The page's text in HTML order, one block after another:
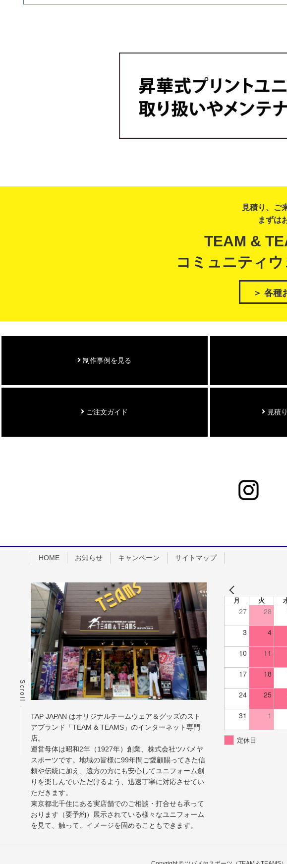
Scroll
見積り、ご
まずは
TEAM &
コミュニティ
＞ 各種
制作事例を見る
ご注文ガイド 見積
HOME お知らせ キャンペーン サイトマップ
TAP JAPAN はオリジナルチームウェア＆グッズのスト
アブランド「TEAM & TEAMS」のインターネット専門
店。
運営母体は昭和2年（1927年）創業、株式会社ツバメヤ
スポーツです。地域の皆様に99年間ご愛顧賜ってきた信
頼や伝統に加え、遠方の方にも安心してユニフォーム創
りを楽しんでいただけるよう、迅速丁寧に対応させてい
ただきます。
東京都北千住にある実店舗でのご相談・打合せも承って
おります（要予約）展示されている様々なユニフォーム
を見て、触って、イメージを固めることもできます。
月 火
27 28
3 4
10 11
17 18
24 25
31 1
定休日